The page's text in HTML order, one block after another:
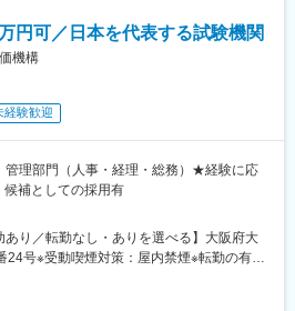
円可／日本を代表する試験機関
機構
経験歓迎
管理部門（人事・経理・総務）★経験に応
候補としての採用有
あり／転勤なし・ありを選べる】大阪府大
24号※受動喫煙対策：屋内禁煙※転勤の有無
希望をお聞かせください★家賃補助あり★
場合。└扶養無：11,000円/月、扶養有：